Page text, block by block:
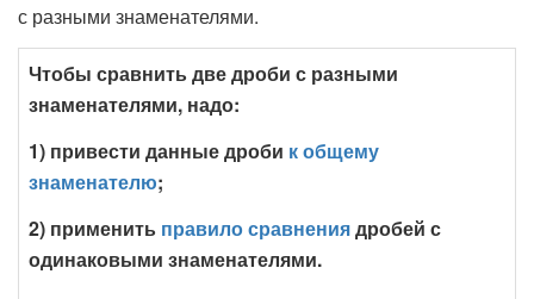
с разными знаменателями.
Чтобы сравнить две дроби с разными
знаменателями, надо:
1) привести данные дроби к общему
знаменателю;
2) применить правило сравнениядробей с
одинаковыми знаменателями.